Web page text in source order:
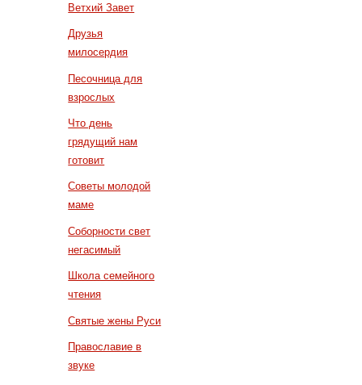
Ветхий Завет
Друзья
милосердия
Песочница для
взрослых
Что день
грядущий нам
готовит
Советы молодой
маме
Соборности свет
негасимый
Школа семейного
чтения
Святые жены Руси
Православие в
звуке